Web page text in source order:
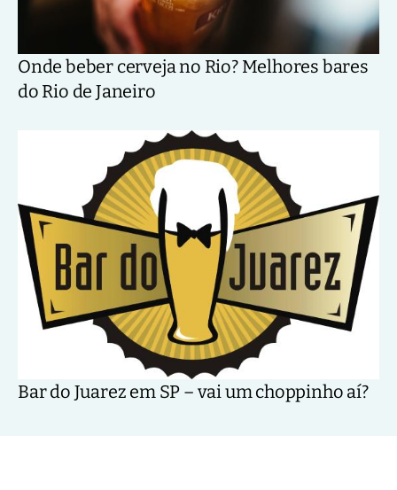
Onde beber cerveja no Rio? Melhores bares
do Rio de Janeiro
Bar do Juarez em SP – vai um choppinho aí?